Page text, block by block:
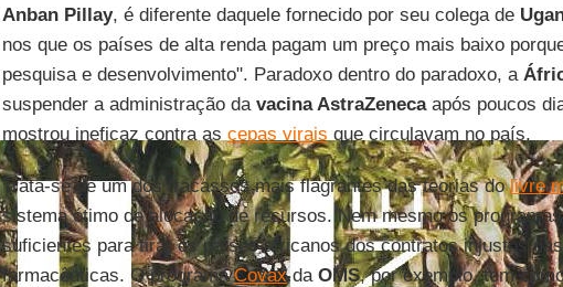
Anban Pillay, é diferente daquele fornecido por seu colega de
nos que os países de alta renda pagam um preço mais baixo
pesquisa e desenvolvimento". Paradoxo dentro do paradoxo, a
suspender a administração da vacina AstraZenecaapós poucos
mostrou ineficaz contra as cepas virais que circulavam no país.
Trata-se de um dos fracassos mais flagrantes das teorias dolivre
sistema ótimo de alocação de recursos. Nem mesmo os
suficientes para tirar os países africanos dos contratos injustos
farmacêuticas. O programaCovaxda OMS, por exemplo, tem